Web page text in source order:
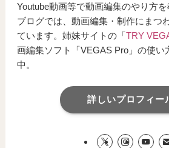
Youtube動画等で動画編集のやり方
ブログでは、動画編集・制作にまつ
ています。姉妹サイトの「TRY
画編集ソフト「VEGAS Pro」の使い
中。
詳しいプロフィー